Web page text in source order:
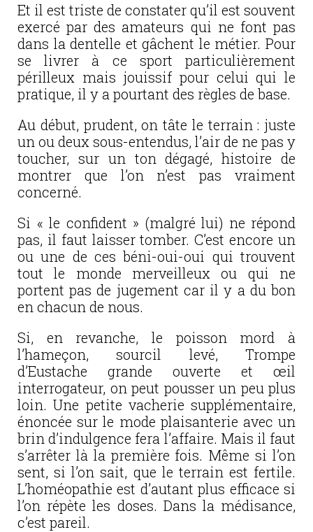
Et il est triste de constater qu’il est souvent
exercé par des amateurs qui ne font pas
dans la dentelle et gâchent le métier. Pour
se livrer à ce sport particulièrement
périlleux mais jouissif pour celui qui le
pratique, il y a pourtant des règles de base.
Au début, prudent, on tâte le terrain : juste
un ou deux sous-entendus, l’air de ne pas y
toucher, sur un ton dégagé, histoire de
montrer que l’on n’est pas vraiment
concerné.
Si « le confident » (malgré lui) ne répond
pas, il faut laisser tomber. C’est encore un
ou une de ces béni-oui-oui qui trouvent
tout le monde merveilleux ou qui ne
portent pas de jugement car il y a du bon
en chacun de nous.
Si, en revanche, le poisson mord à
l’hameçon, sourcil levé, Trompe
d’Eustache grande ouverte et œil
interrogateur, on peut pousser un peu plus
loin. Une petite vacherie supplémentaire,
énoncée sur le mode plaisanterie avec un
brin d’indulgence fera l’affaire. Mais il faut
s’arrêter là la première fois. Même si l’on
sent, si l’on sait, que le terrain est fertile.
L’homéopathie est d’autant plus efficace si
l’on répète les doses. Dans la médisance,
c’est pareil.